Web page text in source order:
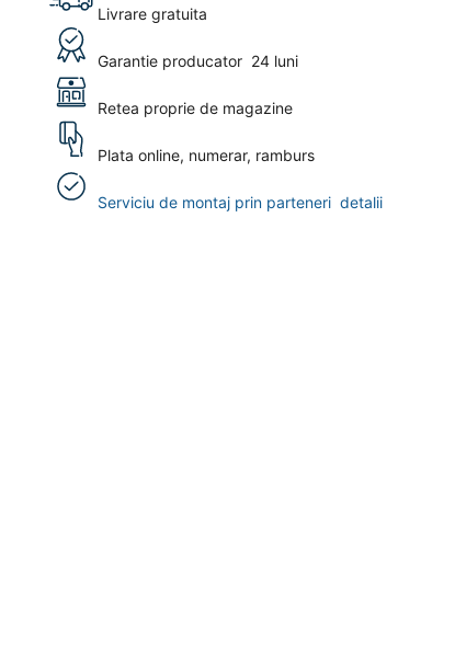
Livrare gratuita
Garantie producator 24 luni
Retea proprie de magazine
Plata online, numerar, ramburs
Serviciu de montaj prin parteneri detalii